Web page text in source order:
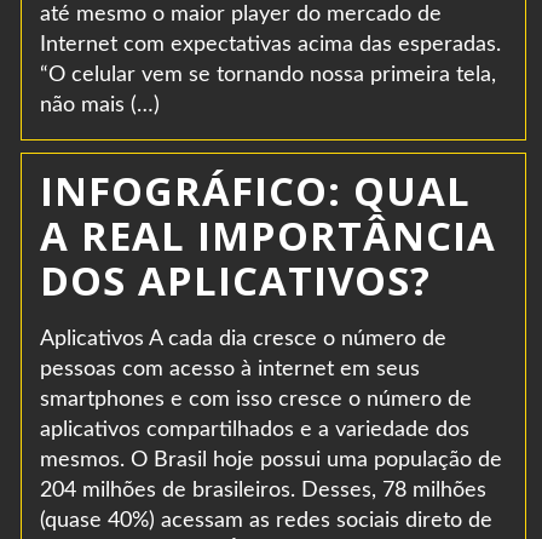
até mesmo o maior player do mercado de
Internet com expectativas acima das esperadas.
“O celular vem se tornando nossa primeira tela,
não mais (…)
INFOGRÁFICO: QUAL
A REAL IMPORTÂNCIA
DOS APLICATIVOS?
Aplicativos A cada dia cresce o número de
pessoas com acesso à internet em seus
smartphones e com isso cresce o número de
aplicativos compartilhados e a variedade dos
mesmos. O Brasil hoje possui uma população de
204 milhões de brasileiros. Desses, 78 milhões
(quase 40%) acessam as redes sociais direto de